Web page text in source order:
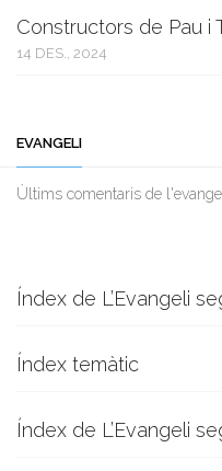
Constructors de Pau i
14 DES., 2024
EVANGELI
Ùltims comentaris de
Índex de L’Evangeli
Índex temàtic
Índex de L’Evangeli